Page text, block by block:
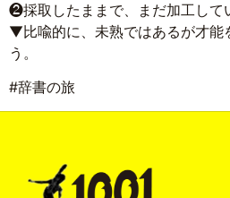
❷採取したままで、まだ加工して
▼比喩的に、未熟ではあるが才能
う。
#辞書の旅